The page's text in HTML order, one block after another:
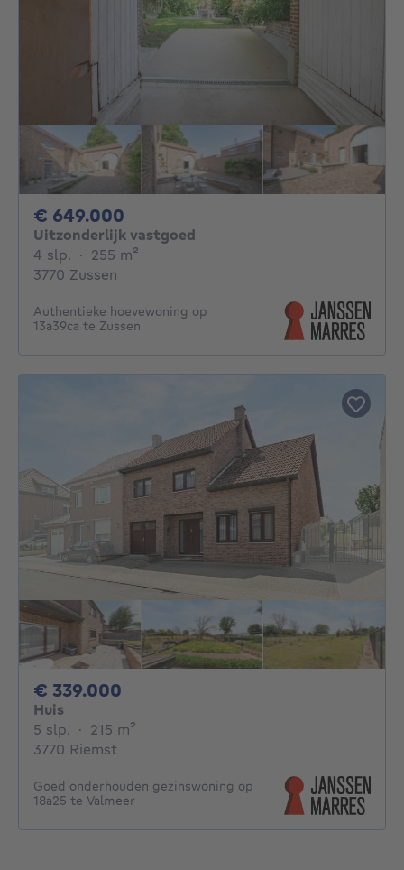
€ 649.000
Uitzonderlijk vastgoed
4 slp. 4 slaapkamers
· 255 m²
3770 Zussen
Authentieke hoevewoning op
13a39ca te Zussen
€ 339.000
Huis
5 slp. 5 slaapkamers
· 215 m²
3770 Riemst
Goed onderhouden gezinswoning op
18a25 te Valmeer